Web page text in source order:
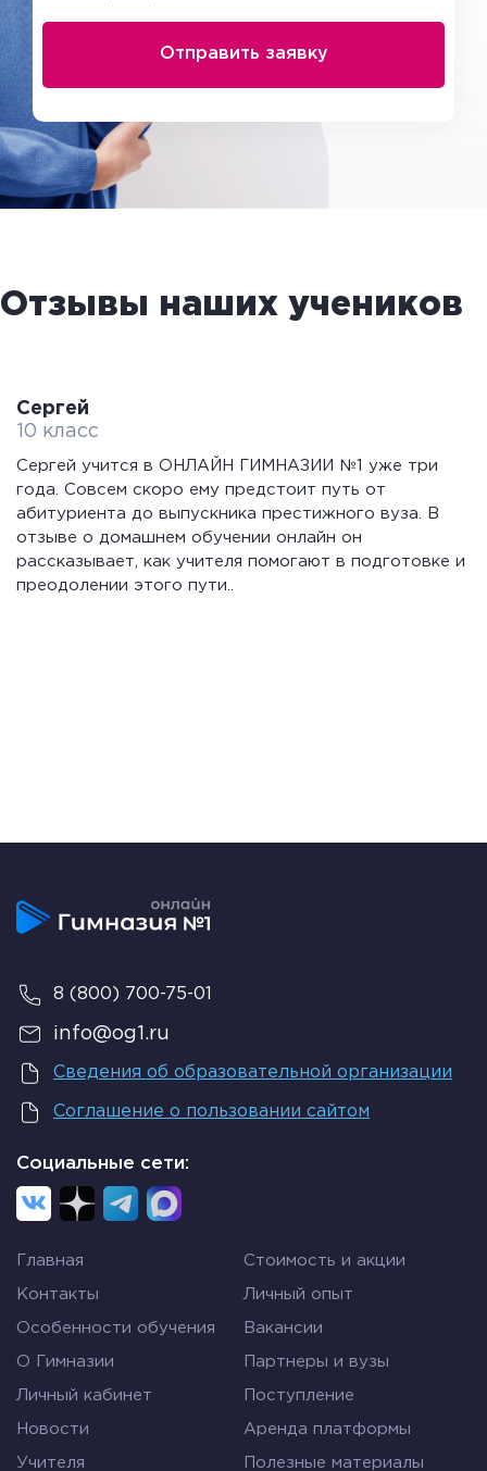
Отзывы наших учеников
Сергей
10 класс
Сергей учится в ОНЛАЙН ГИМНАЗИИ №1 уже три
года. Совсем скоро ему предстоит путь от
абитуриента до выпускника престижного вуза. В
отзыве о домашнем обучении онлайн он
рассказывает, как учителя помогают в подготовке и
преодолении этого пути..
8 (800) 700-75-01
info@og1.ru
Сведения об образовательной организации
Соглашение о пользовании сайтом
Социальные сети:
Главная Стоимость и акции
Контакты Личный опыт
Особенности обучения Вакансии
О Гимназии Партнеры и вузы
Личный кабинет Поступление
Новости Аренда платформы
Учителя Полезные материалы